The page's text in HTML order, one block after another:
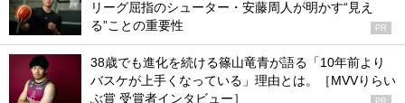
リーグ屈指のシューター・安藤周人が明かす“見え
る”ことの重要性
PR
38歳でも進化を続ける篠山竜青が語る「10年前より
バスケが上手くなっている」理由とは。［MVVりらい
ぶ賞 受賞者インタビュー］
PR